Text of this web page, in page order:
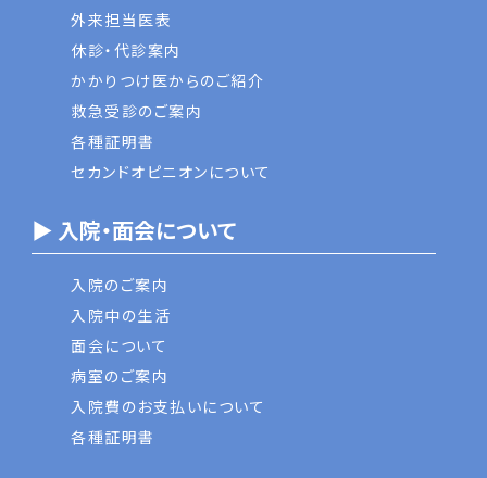
外来担当医表
休診・代診案内
かかりつけ医からのご紹介
救急受診のご案内
各種証明書
セカンドオピニオンについて
▶ 入院・面会について
入院のご案内
入院中の生活
面会について
病室のご案内
入院費のお支払いについて
各種証明書